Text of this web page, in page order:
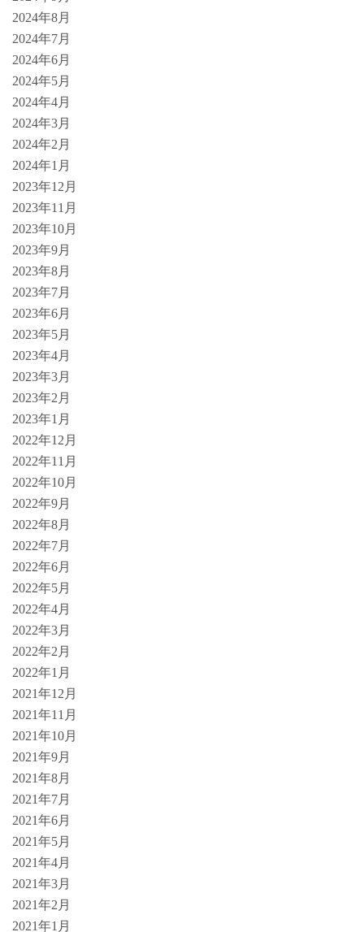
2024年8月
2024年7月
2024年6月
2024年5月
2024年4月
2024年3月
2024年2月
2024年1月
2023年12月
2023年11月
2023年10月
2023年9月
2023年8月
2023年7月
2023年6月
2023年5月
2023年4月
2023年3月
2023年2月
2023年1月
2022年12月
2022年11月
2022年10月
2022年9月
2022年8月
2022年7月
2022年6月
2022年5月
2022年4月
2022年3月
2022年2月
2022年1月
2021年12月
2021年11月
2021年10月
2021年9月
2021年8月
2021年7月
2021年6月
2021年5月
2021年4月
2021年3月
2021年2月
2021年1月